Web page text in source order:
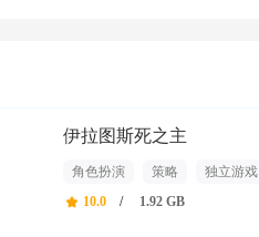
伊拉图斯死之主
角色扮演 策略
独立游戏
2D
奇幻 困难
10.0 / 1.92 GB